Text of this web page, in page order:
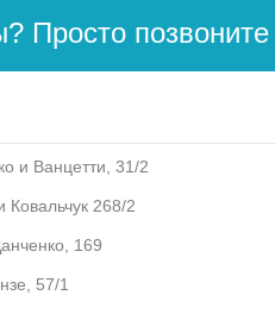
Просто
и Ванцетти, 31/2
Ковальчук 268/2
169
57/1